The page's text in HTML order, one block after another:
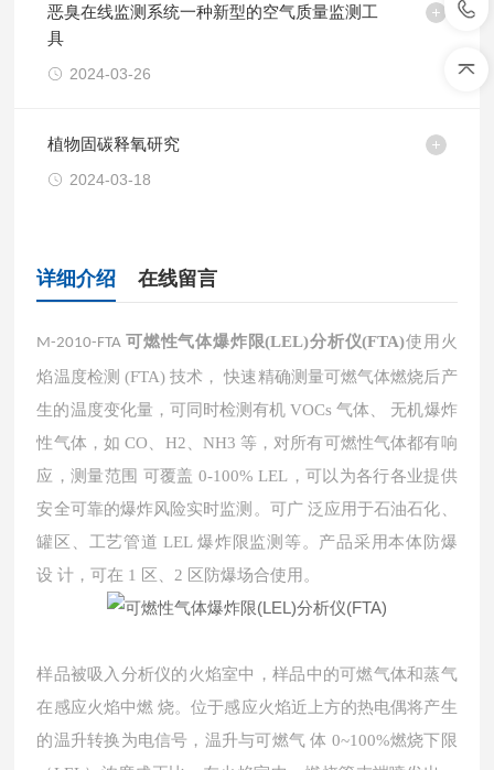
恶臭在线监测系统一种新型的空气质量监测工
具
2024-03-26
植物固碳释氧研究
2024-03-18
详细介绍 在线留言
M-2010-FTA 可燃性气体爆炸限(LEL)分析仪(FTA)使用火
焰温度检测 (FTA) 技术，快速精确测量可燃气体燃烧后产
生的温度变化量，可同时检测有机 VOCs 气体、 无机爆炸
性气体，如 CO、H2、NH3 等，对所有可燃性气体都有响
应，测量范围 可覆盖 0-100% LEL，可以为各行各业提供
安全可靠的爆炸风险实时监测。可广 泛应用于石油石化、
罐区、工艺管道 LEL 爆炸限监测等。产品采用本体防爆
设计，可在 1 区、2 区防爆场合使用。
样品被吸入分析仪的火焰室中，样品中的可燃气体和蒸气
在感应火焰中燃烧。位于感应火焰近上方的热电偶将产生
的温升转换为电信号，温升与可燃气体 0~100%燃烧下限